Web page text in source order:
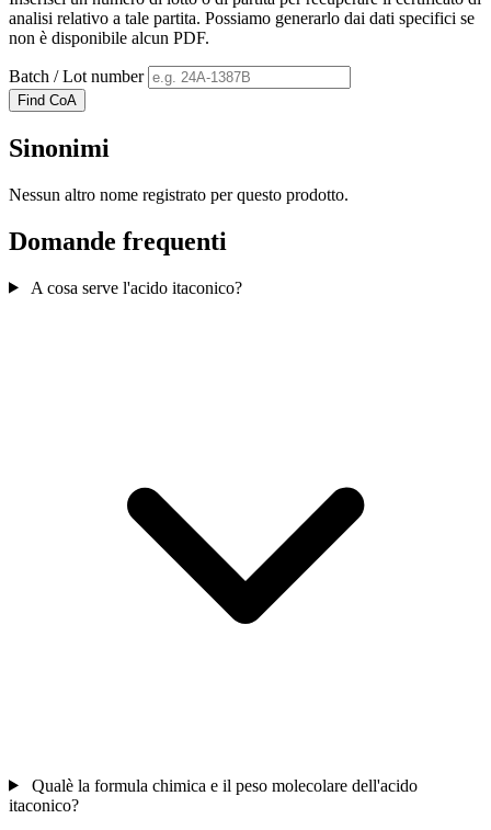
analisi relativo a tale partita. Possiamo generarlo dai dati specifici se
non è disponibile alcun PDF.
Batch / Lot number
Find CoA
Sinonimi
Nessun altro nome registrato per questo prodotto.
Domande frequenti
A cosa serve l'acido itaconico?
Qualè la formula chimica e il peso molecolare dell'acido
itaconico?